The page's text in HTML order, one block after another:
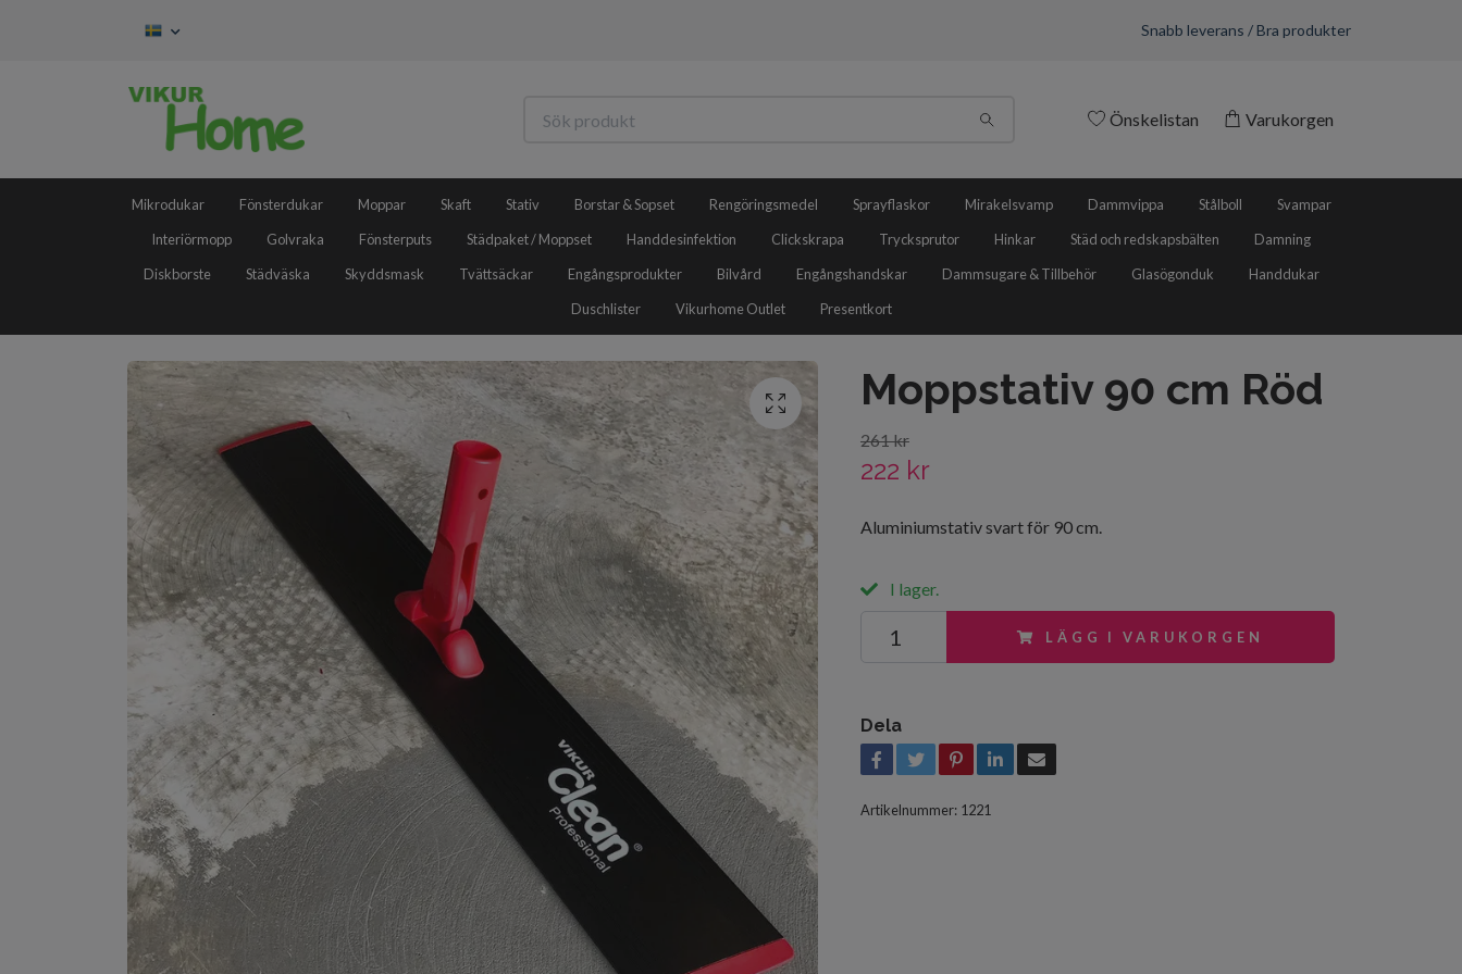
Snabb leverans / Bra produkter
Önskelistan Varukorgen
Mikrodukar Fönsterdukar Moppar Skaft Stativ Borstar & Sopset Rengöringsmedel Sprayflaskor Mirakelsvamp Dammvippa Stålboll
Svampar
Interiörmopp
Golvraka Fönsterputs Städpaket / Moppset Handdesinfektion Clickskrapa Trycksprutor Hinkar Städ och redskapsbälten
Damning
Diskborste
Städväska Skyddsmask Tvättsäckar Engångsprodukter Bilvård Engångshandskar Dammsugare & Tillbehör Glasögonduk
Handdukar
Duschlister
Vikurhome Outlet Presentkort
Moppstativ 90 cm Röd
261 kr
222 kr
Aluminiumstativ svart för 90 cm.
I lager.
LÄGG I VARUKORGEN
Dela
Artikelnummer: 1221